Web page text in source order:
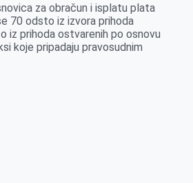
za obračun i isplatu plata
70 odsto iz izvora prihoda
iz prihoda ostvarenih po osnovu
koje pripadaju pravosudnim